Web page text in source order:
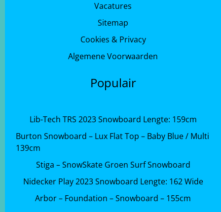
Vacatures
Sitemap
Cookies & Privacy
Algemene Voorwaarden
Populair
Lib-Tech TRS 2023 Snowboard Lengte: 159cm
Burton Snowboard – Lux Flat Top – Baby Blue / Multi
139cm
Stiga – SnowSkate Groen Surf Snowboard
Nidecker Play 2023 Snowboard Lengte: 162 Wide
Arbor – Foundation – Snowboard – 155cm